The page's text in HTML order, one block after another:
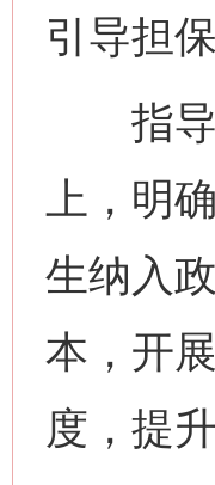
引导担
指导
上，明
生纳入
本，开
度，提